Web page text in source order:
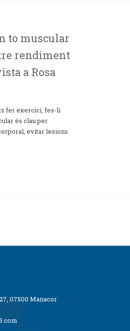
to muscular
rendiment
a Rosa
fer exercici, fes-li
és clau per
evitar lesions
07500 Manacor